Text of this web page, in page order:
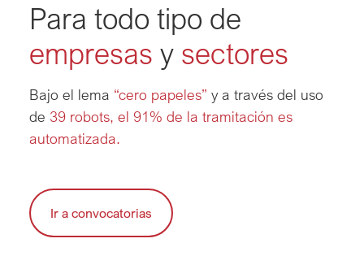
Para todo tipo de
empresas y sectores
Bajo el lema “cero papeles” y a través del uso
de 39 robots, el 91% de la tramitación es
automatizada.
Ir a convocatorias